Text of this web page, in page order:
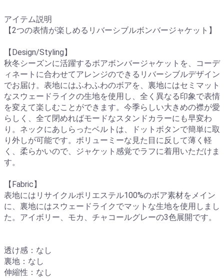
アイテム説明
【2つの表情が楽しめるリバーシブルボンバージャケット】
【Design/Styling】
秋冬シーズンに活躍するボアボンバージャケットを、コーデ
ィネートに合わせてアレンジのできるリバーシブルデザイン
でお届け。表地にはふわふわのボアを、裏地にはセミマット
なスウェードライクの生地を使用し、全く異なる印象で表情
を変えて楽しむことができます。今季らしい大きめの襟が愛
らしく、全て閉めればモードなスタンドカラーにも早変わ
り。ネックにあしらったベルトは、ドットボタンで簡単に取
り外しが可能です。ボリューミーな見た目に反して薄く軽
く、柔らかいので、ジャケット感覚でラフに着用いただけま
す。
【Fabric】
表地にはリサイクルポリエステル100%のボア素材をメイン
に、裏地にはスウェードライクでマットな生地を使用しまし
た。アイボリー、モカ、チャコールグレーの3色展開です。
透け感：なし
裏地：なし
伸縮性：なし